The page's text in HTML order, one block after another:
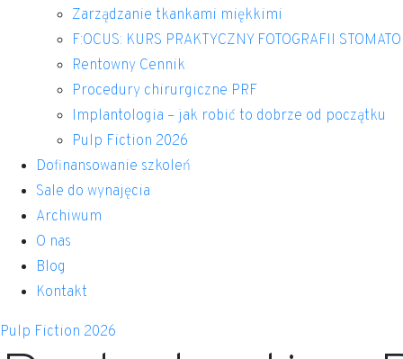
Zarządzanie tkankami miękkimi
F:OCUS: KURS PRAKTYCZNY FOTOGRAFII
Rentowny Cennik
Procedury chirurgiczne PRF
Implantologia – jak robić to dobrze od początku
Pulp Fiction 2026
Dofinansowanie szkoleń
Sale do wynajęcia
Archiwum
O nas
Blog
Kontakt
Pulp Fiction 2026